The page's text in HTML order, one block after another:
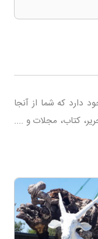
دارد که شما از آنجا
کتاب، مجلات و ....